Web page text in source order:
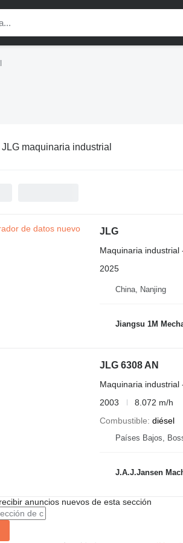
JLG maquinaria industrial
JLG
Maquinaria
2025
China, Nanjing
Jiangsu 1M
JLG 6308 AN
Maquinaria industrial
2003
8.072 m/h
Combustible diésel
Países Bajos,
J.A.J.Jansen
anuncios nuevos de esta sección